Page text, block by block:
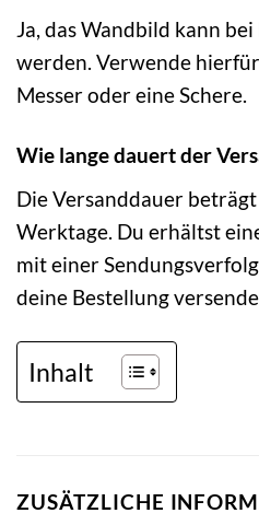
Ja, das Wandbild kann
werden. Verwende
Messer oder eine Schere.
Wie lange dauert der
Die Versanddauer
Werktage. Du erhältst
mit einer
deine Bestellung
Inhalt
ZUSÄTZLICHE